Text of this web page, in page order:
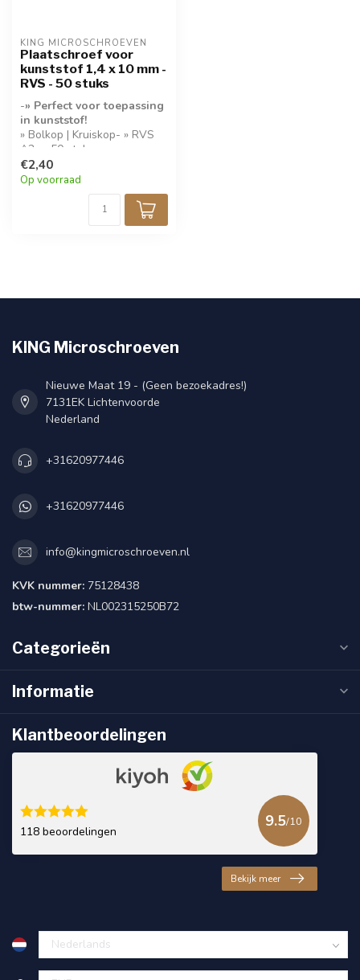
KING MICROSCHROEVEN
Plaatschroef voor
kunststof 1,4 x 10 mm -
RVS - 50 stuks
-» Perfect voor toepassing
in kunststof!
» Bolkop | Kruiskop- » RVS
A2- » 50 stuks per
verpakking-
€2,40
Op voorraad
KING Microschroeven
Nieuwe Maat 19 - (Geen bezoekadres!)
7131EK Lichtenvoorde
Nederland
+31620977446
+31620977446
info@kingmicroschroeven.nl
KVK nummer: 75128438
btw-nummer: NL002315250B72
Categorieën
Informatie
Klantbeoordelingen
118 beoordelingen
9.5/10
Bekijk meer